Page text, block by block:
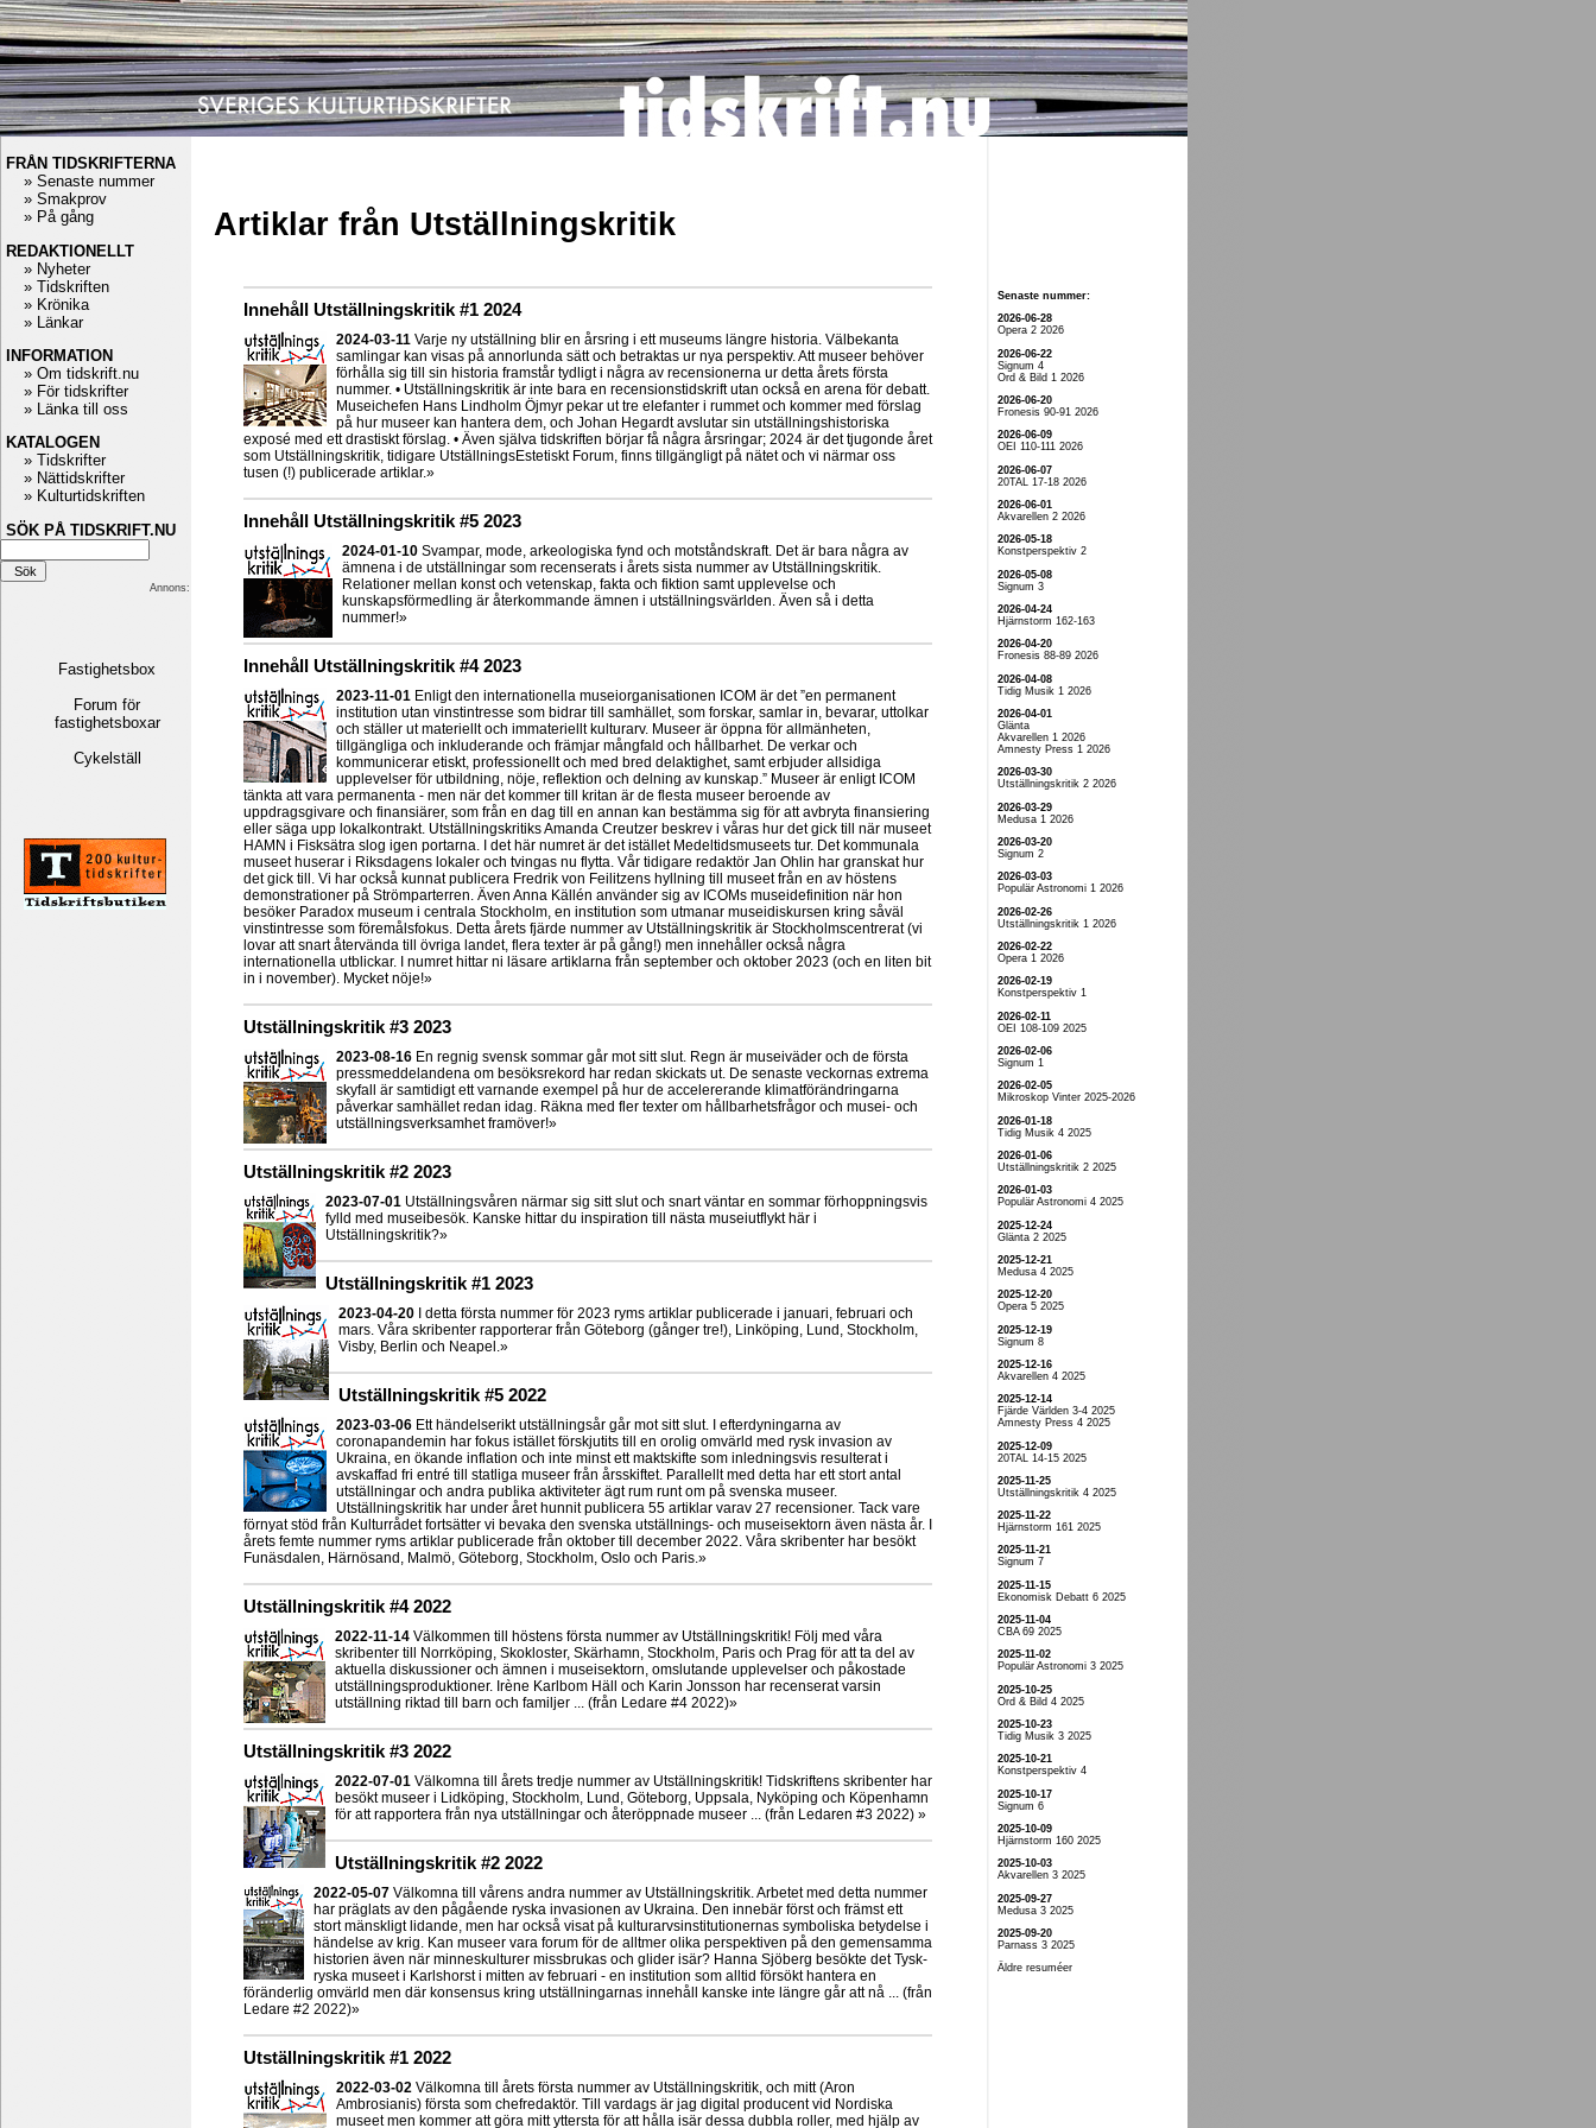
Artiklar från Utställningskritik
Innehåll Utställningskritik #1 2024
2024-03-11 Varje ny utställning blir en årsring i ett museums längre historia. Välbekanta
samlingar kan visas på annorlunda sätt och betraktas ur nya perspektiv. Att museer behöver
förhålla sig till sin historia framstår tydligt i några av recensionerna ur detta årets första
nummer. • Utställningskritik är inte bara en recensionstidskrift utan också en arena för debatt.
Museichefen Hans Lindholm Öjmyr pekar ut tre elefanter i rummet och kommer med förslag
på hur museer kan hantera dem, och Johan Hegardt avslutar sin utställningshistoriska
exposé med ett drastiskt förslag. • Även själva tidskriften börjar få några årsringar; 2024 är det tjugonde året
som Utställningskritik, tidigare UtställningsEstetiskt Forum, finns tillgängligt på nätet och vi närmar oss
tusen (!) publicerade artiklar.»
Innehåll Utställningskritik #5 2023
2024-01-10 Svampar, mode, arkeologiska fynd och motståndskraft. Det är bara några av
ämnena i de utställningar som recenserats i årets sista nummer av Utställningskritik.
Relationer mellan konst och vetenskap, fakta och fiktion samt upplevelse och
kunskapsförmedling är återkommande ämnen i utställningsvärlden. Även så i detta
nummer!»
Innehåll Utställningskritik #4 2023
2023-11-01 Enligt den internationella museiorganisationen ICOM är det ”en permanent
institution utan vinstintresse som bidrar till samhället, som forskar, samlar in, bevarar, uttolkar
och ställer ut materiellt och immateriellt kulturarv. Museer är öppna för allmänheten,
tillgängliga och inkluderande och främjar mångfald och hållbarhet. De verkar och
kommunicerar etiskt, professionellt och med bred delaktighet, samt erbjuder allsidiga
upplevelser för utbildning, nöje, reflektion och delning av kunskap.” Museer är enligt ICOM
tänkta att vara permanenta - men när det kommer till kritan är de flesta museer beroende av
uppdragsgivare och finansiärer, som från en dag till en annan kan bestämma sig för att avbryta finansiering
eller säga upp lokalkontrakt. Utställningskritiks Amanda Creutzer beskrev i våras hur det gick till när museet
HAMN i Fisksätra slog igen portarna. I det här numret är det istället Medeltidsmuseets tur. Det kommunala
museet huserar i Riksdagens lokaler och tvingas nu flytta. Vår tidigare redaktör Jan Ohlin har granskat hur
det gick till. Vi har också kunnat publicera Fredrik von Feilitzens hyllning till museet från en av höstens
demonstrationer på Strömparterren. Även Anna Källén använder sig av ICOMs museidefinition när hon
besöker Paradox museum i centrala Stockholm, en institution som utmanar museidiskursen kring såväl
vinstintresse som föremålsfokus. Detta årets fjärde nummer av Utställningskritik är Stockholmscentrerat (vi
lovar att snart återvända till övriga landet, flera texter är på gång!) men innehåller också några
internationella utblickar. I numret hittar ni läsare artiklarna från september och oktober 2023 (och en liten bit
in i november). Mycket nöje!»
Utställningskritik #3 2023
2023-08-16 En regnig svensk sommar går mot sitt slut. Regn är museiväder och de första
pressmeddelandena om besöksrekord har redan skickats ut. De senaste veckornas extrema
skyfall är samtidigt ett varnande exempel på hur de accelererande klimatförändringarna
påverkar samhället redan idag. Räkna med fler texter om hållbarhetsfrågor och musei- och
utställningsverksamhet framöver!»
Utställningskritik #2 2023
2023-07-01 Utställningsvåren närmar sig sitt slut och snart väntar en sommar förhoppningsvis
fylld med museibesök. Kanske hittar du inspiration till nästa museiutflykt här i
Utställningskritik?»
Utställningskritik #1 2023
2023-04-20
I detta första nummer för 2023 ryms artiklar publicerade i januari, februari och
mars. Våra skribenter rapporterar från Göteborg (gånger tre!), Linköping, Lund, Stockholm,
Visby, Berlin och Neapel.»
Utställningskritik #5 2022
2023-03-06 Ett händelserikt utställningsår går mot sitt slut. I efterdyningarna av
coronapandemin har fokus istället förskjutits till en orolig omvärld med rysk invasion av
Ukraina, en ökande inflation och inte minst ett maktskifte som inledningsvis resulterat i
avskaffad fri entré till statliga museer från årsskiftet. Parallellt med detta har ett stort antal
utställningar och andra publika aktiviteter ägt rum runt om på svenska museer.
Utställningskritik har under året hunnit publicera 55 artiklar varav 27 recensioner. Tack vare
förnyat stöd från Kulturrådet fortsätter vi bevaka den svenska utställnings- och museisektorn även nästa år. I
årets femte nummer ryms artiklar publicerade från oktober till december 2022. Våra skribenter har besökt
Funäsdalen, Härnösand, Malmö, Göteborg, Stockholm, Oslo och Paris.»
Utställningskritik #4 2022
2022-11-14 Välkommen till höstens första nummer av Utställningskritik! Följ med våra
skribenter till Norrköping, Skokloster, Skärhamn, Stockholm, Paris och Prag för att ta del av
aktuella diskussioner och ämnen i museisektorn, omslutande upplevelser och påkostade
utställningsproduktioner. Irène Karlbom Häll och Karin Jonsson har recenserat varsin
utställning riktad till barn och familjer ... (från Ledare #4 2022)»
Utställningskritik #3 2022
2022-07-01 Välkomna till årets tredje nummer av Utställningskritik! Tidskriftens skribenter har
besökt museer i Lidköping, Stockholm, Lund, Göteborg, Uppsala, Nyköping och Köpenhamn
för att rapportera från nya utställningar och återöppnade museer ... (från Ledaren #3 2022) »
Utställningskritik #2 2022
2022-05-07 Välkomna till vårens andra nummer av Utställningskritik. Arbetet med detta nummer
har präglats av den pågående ryska invasionen av Ukraina. Den innebär först och främst ett
stort mänskligt lidande, men har också visat på kulturarvsinstitutionernas symboliska betydelse i
händelse av krig. Kan museer vara forum för de alltmer olika perspektiven på den gemensamma
historien även när minneskulturer missbrukas och glider isär? Hanna Sjöberg besökte det Tysk-
ryska museet i Karlshorst i mitten av februari - en institution som alltid försökt hantera en
föränderlig omvärld men där konsensus kring utställningarnas innehåll kanske inte längre går att nå ... (från
Ledare #2 2022)»
Utställningskritik #1 2022
2022-03-02 Välkomna till årets första nummer av Utställningskritik, och mitt (Aron
Ambrosianis) första som chefredaktör. Till vardags är jag digital producent vid Nordiska
museet men kommer att göra mitt yttersta för att hålla isär dessa dubbla roller, med hjälp av
FRÅN TIDSKRIFTERNA
» Senaste nummer
» Smakprov
» På gång
REDAKTIONELLT
» Nyheter
» Tidskriften
» Krönika
» Länkar
INFORMATION
» Om tidskrift.nu
» För tidskrifter
» Länka till oss
KATALOGEN
» Tidskrifter
» Nättidskrifter
» Kulturtidskriften
SÖK PÅ TIDSKRIFT.NU
Annons:
Fastighetsbox
Forum för
fastighetsboxar
Cykelställ
Senaste nummer:
2026-06-28
Opera 2 2026
2026-06-22
Signum 4
Ord & Bild 1 2026
2026-06-20
Fronesis 90-91 2026
2026-06-09
OEI 110-111 2026
2026-06-07
20TAL 17-18 2026
2026-06-01
Akvarellen 2 2026
2026-05-18
Konstperspektiv 2
2026-05-08
Signum 3
2026-04-24
Hjärnstorm 162-163
2026-04-20
Fronesis 88-89 2026
2026-04-08
Tidig Musik 1 2026
2026-04-01
Glänta
Akvarellen 1 2026
Amnesty Press 1 2026
2026-03-30
Utställningskritik 2 2026
2026-03-29
Medusa 1 2026
2026-03-20
Signum 2
2026-03-03
Populär Astronomi 1 2026
2026-02-26
Utställningskritik 1 2026
2026-02-22
Opera 1 2026
2026-02-19
Konstperspektiv 1
2026-02-11
OEI 108-109 2025
2026-02-06
Signum 1
2026-02-05
Mikroskop Vinter 2025-2026
2026-01-18
Tidig Musik 4 2025
2026-01-06
Utställningskritik 2 2025
2026-01-03
Populär Astronomi 4 2025
2025-12-24
Glänta 2 2025
2025-12-21
Medusa 4 2025
2025-12-20
Opera 5 2025
2025-12-19
Signum 8
2025-12-16
Akvarellen 4 2025
2025-12-14
Fjärde Världen 3-4 2025
Amnesty Press 4 2025
2025-12-09
20TAL 14-15 2025
2025-11-25
Utställningskritik 4 2025
2025-11-22
Hjärnstorm 161 2025
2025-11-21
Signum 7
2025-11-15
Ekonomisk Debatt 6 2025
2025-11-04
CBA 69 2025
2025-11-02
Populär Astronomi 3 2025
2025-10-25
Ord & Bild 4 2025
2025-10-23
Tidig Musik 3 2025
2025-10-21
Konstperspektiv 4
2025-10-17
Signum 6
2025-10-09
Hjärnstorm 160 2025
2025-10-03
Akvarellen 3 2025
2025-09-27
Medusa 3 2025
2025-09-20
Parnass 3 2025
Äldre resuméer